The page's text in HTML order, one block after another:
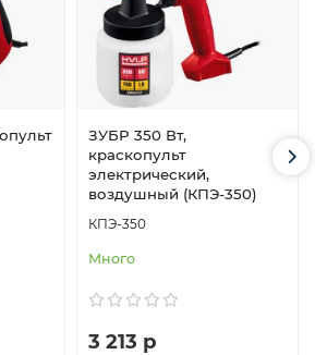
ЗУБР 350 Вт,
краскопульт
электрический,
воздушный (КПЭ-350)
КПЭ-350
Много
3 213 р